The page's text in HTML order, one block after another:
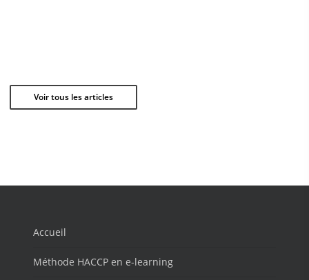
Voir tous les articles
Accueil
Méthode HACCP en e-learning